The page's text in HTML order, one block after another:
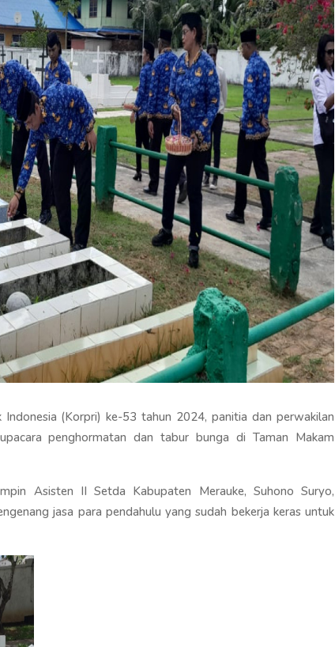
(Korpri) ke-53 tahun 2024, panitia dan perwakilan
penghormatan dan tabur bunga di Taman Makam
Asisten II Setda Kabupaten Merauke, Suhono Suryo,
jasa para pendahulu yang sudah bekerja keras untuk